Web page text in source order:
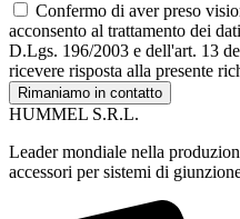
Confermo di aver preso
acconsento al trattamento dei
D.Lgs. 196/2003 e dell'art. 13
ricevere risposta alla presente
Rimaniamo in contatto
HUMMEL S.R.L.
Leader mondiale nella
accessori per sistemi di